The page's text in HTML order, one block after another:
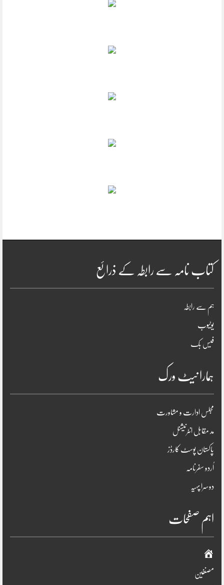
کتاب نامہ سے رابطہ کے ذرائع
ہم سے رابطہ
یوٹیوب
فیس بک
ہمارا نیٹ ورک
مجلس ادارت و مشاورت
مد مقابل انٹرنیشنل
پاکستان پوسٹ کارڈز
اُردو سفرنامہ
دوسرا پہیہ
اہم صفحات
صفحہ
اوّل
مصنفین